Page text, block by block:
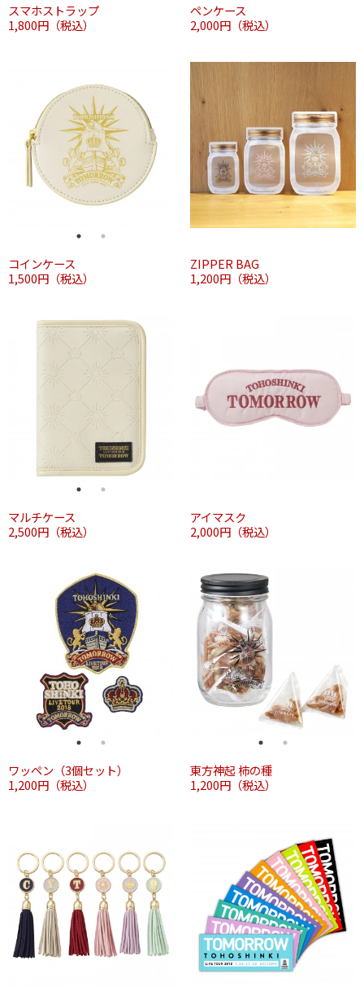
スマホストラップ
1,800円（税込）
ペンケース
2,000円（税込）
コインケース
1,500円（税込）
ZIPPER BAG
1,200円（税込）
マルチケース
2,500円（税込）
アイマスク
2,000円（税込）
ワッペン（3個セット）
1,200円（税込）
東方神起 柿の種
1,200円（税込）